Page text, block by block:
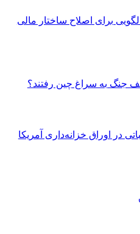
برای اصلاح ساختار مالی
جنگ به سراغ چین رفتند؟
در اوراق خزانه‌داری آمریکا